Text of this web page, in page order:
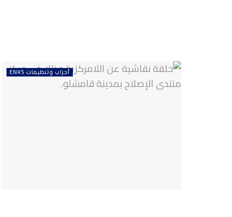
أحزاب وتنظيمات ENKS